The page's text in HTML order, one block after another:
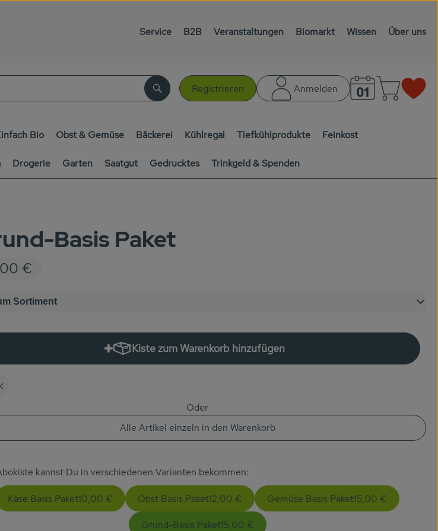
Service B2B Veranstaltungen Biomarkt Wissen Über uns
Registrieren Anmelden
Suchen
Bio Obst & Gemüse Bäckerei Kühlregal Tiefkühlprodukte Feinkost
Drogerie Garten Saatgut Gedrucktes Trinkgeld & Spenden
Basis Paket
€
Sortiment
Kiste zum Warenkorb hinzufügen
Kiste zum Warenkorb hinzufügen
Oder
Alle Artikel einzeln in den Warenkorb
kannst Du in verschiedenen Varianten bekommen:
Käse Basis Paket10,00 € Obst Basis Paket12,00 € Gemüse Basis Paket15,00 €
Grund-Basis Paket15,00 €